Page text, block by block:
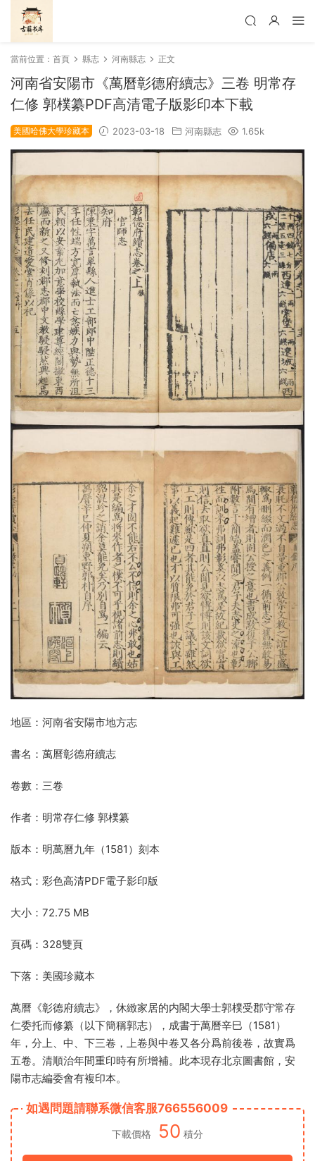
當前位置： 首頁 縣志 河南縣志 正文
河南省安陽市《萬曆彰德府續志》三卷 明常存
仁修 郭樸纂PDF高清電子版影印本下載
美國哈佛大學珍藏本 2023-03-18 河南縣志 1.65k
地區：河南省安陽市地方志
書名：萬曆彰德府續志
卷數：三卷
作者：明常存仁修 郭樸纂
版本：明萬曆九年（1581）刻本
格式：彩色高清PDF電子影印版
大小：72.75 MB
頁碼：328雙頁
下落：美國珍藏本
萬曆《彰德府續志》，休緻家居的内閣大學士郭樸受郡守常存
仁委托而修纂（以下簡稱郭志），成書于萬曆辛巳（1581）
年，分上、中、下三卷，上卷與中卷又各分爲前後卷，故實爲
五卷。清順治年間重印時有所增補。此本現存北京圖書館，安
陽市志編委會有複印本。
如遇問題請聯系微信客服766556009
下載價格 50 積分